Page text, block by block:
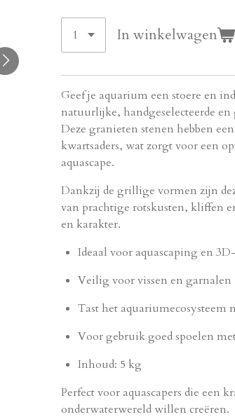
In winkelwagen
Geef je aquarium een stoere en
natuurlijke, handgeselecteerde
Deze granieten stenen hebben
kwartsaders, wat zorgt voor een
aquascape.
Dankzij de grillige vormen zijn
van prachtige rotskusten, kliffen
en karakter.
Ideaal voor aquascaping en
Veilig voor vissen en garnalen
Tast het aquariumecosysteem
Voor gebruik goed spoelen
Inhoud: 5 kg
Perfect voor aquascapers die een
onderwaterwereld willen creëren.